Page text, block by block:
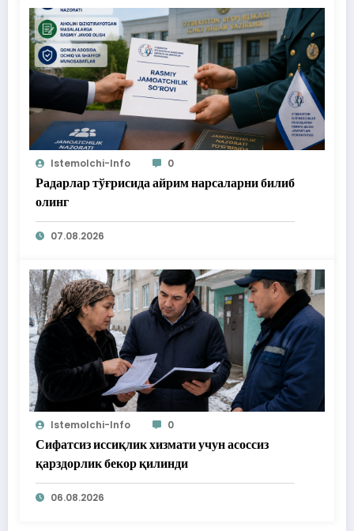
Istemolchi-Info 0
Радарлар тўғрисида айрим нарсаларни билиб
олинг
07.08.2026
Istemolchi-Info 0
Сифатсиз иссиқлик хизмати учун асоссиз
қарздорлик бекор қилинди
06.08.2026